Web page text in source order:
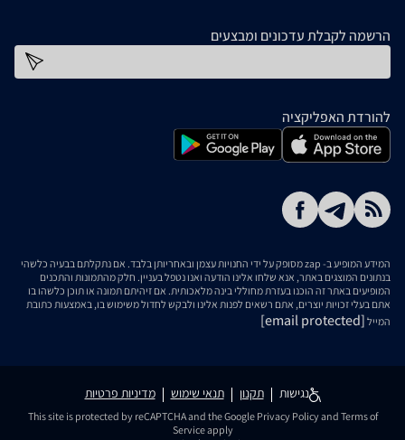
הרשמה לקבלת עדכונים ומבצעים
להורדת האפליקציה
המידע המופיע ב- zap מסופק על ידי החנויות עצמן ובאחריותן בלבד. אם נתקלתם בבעיה כלשהי
בנתונים המוצגים באתר, אנא שלחו אלינו הודעה ואנו נטפל בעניין. חלק מהתמונות והתכנים
המופיעים באתר זה הוכנו בעזרת מחוללי בינה מלאכותית. אם זיהיתם תמונה או תוכן כלשהו בו
אתם בעלי זכויות יוצרים, אתם רשאים לפנות אלינו ולבקש לחדול משימוש בו, באמצעות כתובת
המייל [email protected]
נגישות תקנון תנאי שימוש מדיניות פרטיות
This site is protected by reCAPTCHA and the Google Privacy Policyand Terms of
Serviceapply